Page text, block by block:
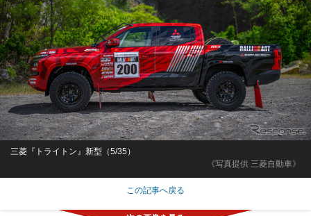
《写真提供 三菱自動車》
三菱『トライトン』新型（5/35）
この記事へ戻る